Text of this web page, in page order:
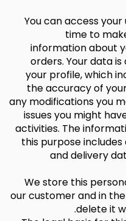
You can access
time to
information about
orders. Your data
your profile, which
the accuracy of
any modifications you
issues you might
activities. The
this purpose
and delivery
We store this
our customer and in
delete it